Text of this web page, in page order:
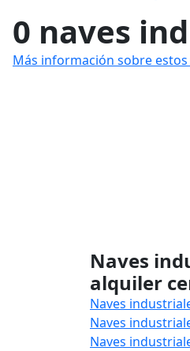
0 naves
Más información sobre
Naves
alquiler
Naves
Naves
Naves